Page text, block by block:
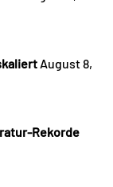
August 8,
Rekorde